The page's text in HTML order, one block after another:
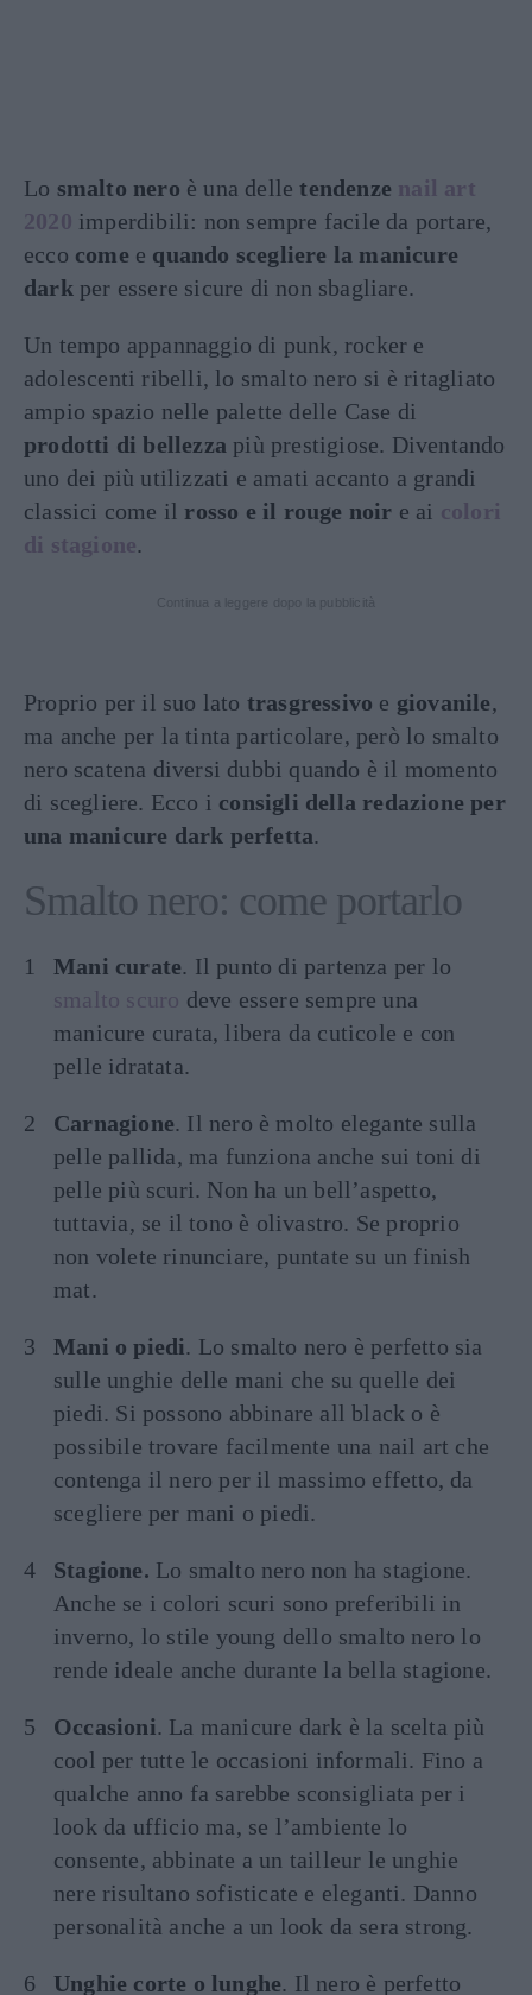
Lo smalto nero è una delletendenze nail art
2020 imperdibili: non sempre facile da portare,
ecco come e quando scegliere la manicure
dark per essere sicure di non sbagliare.
Un tempo appannaggio di punk, rocker e
adolescenti ribelli, lo smalto nero si è ritagliato
ampio spazio nelle palette delle Case di
prodotti di bellezza più prestigiose. Diventando
uno dei più utilizzati e amati accanto a grandi
classici come il rosso e il rouge noir e ai colori
di stagione.
Proprio per il suo lato trasgressivo e giovanile,
ma anche per la tinta particolare, però lo smalto
nero scatena diversi dubbi quando è il momento
di scegliere. Ecco i consigli della redazione per
una manicure dark perfetta.
Smalto nero: come portarlo
Mani curate. Il punto di partenza per lo
smalto scuro deve essere sempre una
manicure curata, libera da cuticole e con
pelle idratata.
Carnagione. Il nero è molto elegante sulla
pelle pallida, ma funziona anche sui toni di
pelle più scuri. Non ha un bell’aspetto,
tuttavia, se il tono è olivastro. Se proprio
non volete rinunciare, puntate su un finish
mat.
Mani o piedi. Lo smalto nero è perfetto sia
sulle unghie delle mani che su quelle dei
piedi. Si possono abbinare all black o è
possibile trovare facilmente una nail art che
contenga il nero per il massimo effetto, da
scegliere per mani o piedi.
Stagione. Lo smalto nero non ha stagione.
Anche se i colori scuri sono preferibili in
inverno, lo stile young dello smalto nero lo
rende ideale anche durante la bella stagione.
Occasioni. La manicure dark è la scelta più
cool per tutte le occasioni informali. Fino a
qualche anno fa sarebbe sconsigliata per i
look da ufficio ma, se l’ambiente lo
consente, abbinate a un tailleur le unghie
nere risultano sofisticate e eleganti. Danno
personalità anche a un look da sera strong.
Unghie corte o lunghe. Il nero è perfetto